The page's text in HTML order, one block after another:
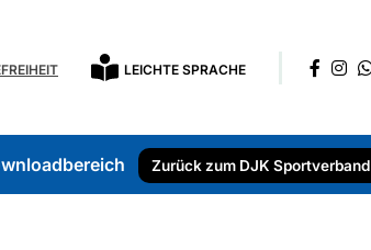
LEICHTE SPRACHE
Zurück zum DJK Sportverband